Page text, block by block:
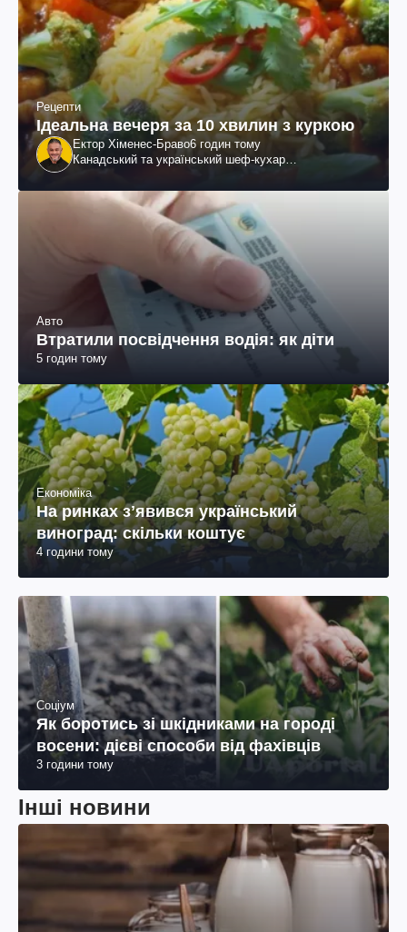
Рецепти
Ідеальна вечеря за 10 хвилин з куркою
Ектор Хіменес-Браво6 годин тому
Канадський та український шеф-кухар
Авто
Втратили посвідчення водія: як діти
5 годин тому
Економіка
На ринках зʼявився український
виноград: скільки коштує
4 години тому
Соціум
Як боротись зі шкідниками на городі
восени: дієві способи від фахівців
3 години тому
Інші новини